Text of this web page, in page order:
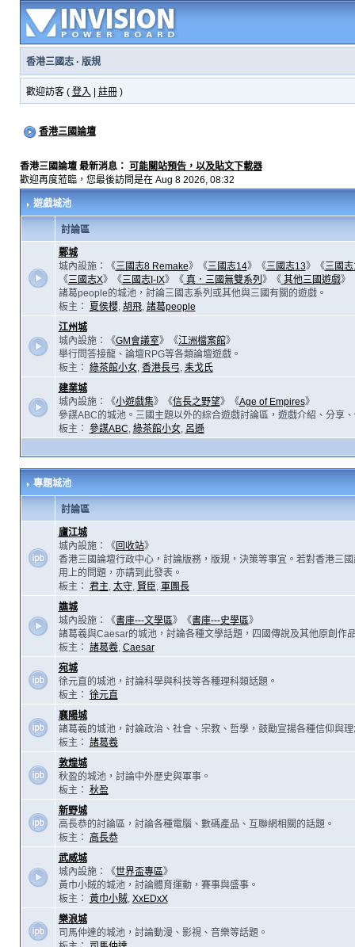
香港三國志· 版規
歡迎訪客 ( 登入 註冊)
香港三國論壇
香港三國論壇 最新消息： 可能關站預告，以及貼文下載器
歡迎再度蒞臨，您最後訪問是在 Aug 8 2026, 08:32
遊戲城池
討論區
鄴城
城內設施：《三國志8 Remake》《三國志14》《三國志13》《三國
《三國志X》《三國志I-IX》《真．三國無雙系列 》《其他三國遊戲》
諸葛people的城池，討論三國志系列或其他與三國有關的遊戲。
板主：
夏侯櫻, 胡飛, 諸葛people
江州城
城內設施：《GM會議室》《江洲檔案館》
舉行問答接龍、論壇RPG等各類論壇遊戲。
板主： 綠茶館小女, 香港長弓, 耒戈氏
建業城
城內設施：《小遊戲集》《信長之野望》《Age of Empires》
參謀ABC的城池。三國主題以外的綜合遊戲討論區，遊戲介紹、分享
板主： 參謀ABC, 綠茶館小女, 呂遜
專題城池
討論區
廬江城
城內設施：《回收站》
香港三國論壇行政中心，討論版務，版規，決策等事宜。若對香港三
用上的問題，亦請到此發表。
板主： 君主, 太守, 賢臣, 軍團長
譙城
城內設施：《書庫---文學區》《書庫---史學區》
諸葛羲與Caesar的城池，討論各種文學話題，四國傳說及其他原創作
板主： 諸葛羲, Caesar
宛城
徐元直的城池，討論科學與科技等各種理科類話題。
板主： 徐元直
襄陽城
諸葛羲的城池，討論政治、社會、宗教、哲學，鼓勵宣揚各種信仰與理
板主： 諸葛羲
敦煌城
秋盈的城池，討論中外歷史與軍事。
板主： 秋盈
新野城
高長恭的討論區，討論各種電腦、數碼產品、互聯網相關的話題。
板主：
高長恭
武威城
城內設施：《世界盃專區》
黃巾小賊的城池，討論體育運動，賽事與盛事。
板主： 黃巾小賊, XxEDxX
樂浪城
司馬仲達的城池，討論動漫、影視、音樂等話題。